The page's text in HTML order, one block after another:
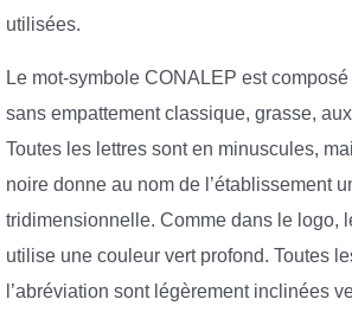
utilisées.
Le mot-symbole CONALEP est
sans empattement classique, grasse,
Toutes les lettres sont en minuscules,
noire donne au nom de l’établissement
tridimensionnelle. Comme dans le logo,
utilise une couleur vert profond. Toutes
l’abréviation sont légèrement inclinées